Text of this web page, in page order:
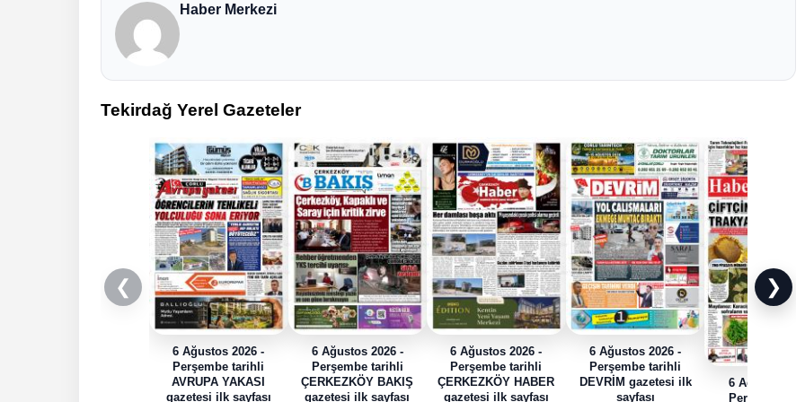
Haber Merkezi
Tekirdağ Yerel Gazeteler
❮
6 Ağustos 2026 -
Perşembe tarihli
AVRUPA YAKASI
gazetesi ilk sayfası
6 Ağustos 2026 -
Perşembe tarihli
ÇERKEZKÖY BAKIŞ
gazetesi ilk sayfası
6 Ağustos 2026 -
Perşembe tarihli
ÇERKEZKÖY HABER
gazetesi ilk sayfası
6 Ağustos 2026 -
Perşembe tarihli
DEVRİM gazetesi ilk
sayfası
6 Ağustos
Perşembe
❯